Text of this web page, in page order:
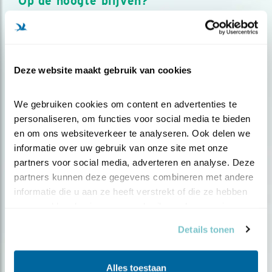
Deze website maakt gebruik van cookies
We gebruiken cookies om content en advertenties te
personaliseren, om functies voor social media te bieden
en om ons websiteverkeer te analyseren. Ook delen we
informatie over uw gebruik van onze site met onze
partners voor social media, adverteren en analyse. Deze
partners kunnen deze gegevens combineren met andere
informatie die u aan ze heeft verstrekt of die ze hebben
Details tonen
Alles toestaan
Meld je aan en ontvang nieuws, inspiratie, acties en tips
over vogels en activiteiten van Vogelbescherming.